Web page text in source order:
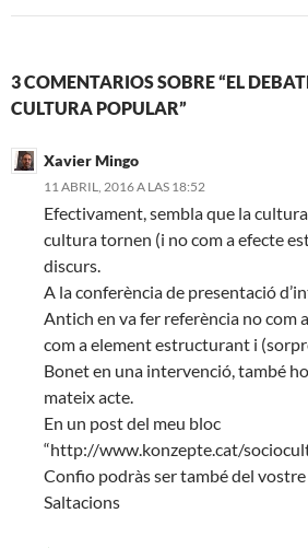
3 COMENTARIOS SOBRE “EL
CULTURA POPULAR”
Xavier Mingo
11 ABRIL, 2016 A LAS 18:52
Efectivament, sembla que la
cultura tornen (i no com a efecte
discurs.
A la conferència de presentació
Antich en va fer referència no com
com a element estructurant i
Bonet en una intervenció, també
mateix acte.
En un post del meu bloc
“http://www.konzepte.cat/
Confio podràs ser també del
Saltacions